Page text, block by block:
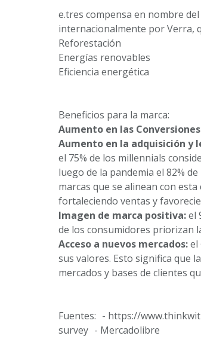
e.tres compensa en nombre
internacionalmente por Verra,
Reforestación
Energías renovables
Eficiencia energética
Beneficios para la marca:
Aumento en las Conversiones
Aumento en la adquisición y
el 75% de los millennials
luego de la pandemia el 82%
marcas que se alinean con
fortaleciendo ventas y
Imagen de marca positiva:el
de los consumidores priorizan
Acceso a nuevos mercados:el
sus valores. Esto significa que
mercados y bases de clientes
Fuentes: - https://
survey - Mercadolibre